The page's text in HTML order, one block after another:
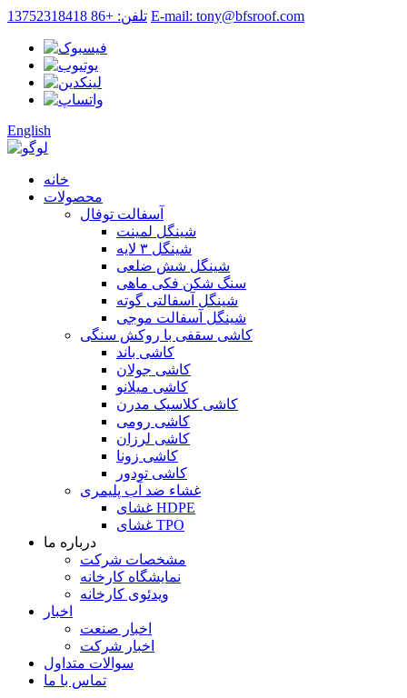
تلفن: +86 13752318418 E-mail: tony@bfsroof.com
English
خانه
محصولات
آسفالت توفال
شینگل لمینت
شینگل ۳ لایه
شینگل شش ضلعی
سنگ شکن فکی ماهی
شینگل آسفالتی گوته
شینگل آسفالت موجی
کاشی سقفی با روکش سنگی
کاشی باند
کاشی جولان
کاشی میلانو
کاشی کلاسیک مدرن
کاشی رومی
کاشی لرزان
کاشی زونا
کاشی تودور
غشاء ضد آب پلیمری
غشای HDPE
غشای TPO
درباره ما
مشخصات شرکت
نمایشگاه کارخانه
ویدئوی کارخانه
اخبار
اخبار صنعت
اخبار شرکت
سوالات متداول
تماس با ما